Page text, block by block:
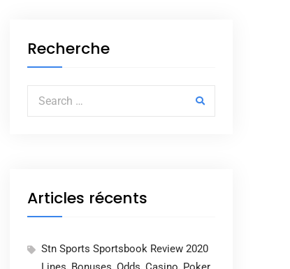
Recherche
Search for:
Articles récents
Stn Sports Sportsbook Review 2020